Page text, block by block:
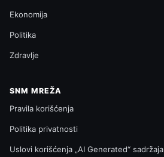
Ekonomija
Politika
Zdravlje
SNM MREŽA
Pravila korišćenja
Politika privatnosti
Uslovi korišćenja „AI Generated“ sadržaja